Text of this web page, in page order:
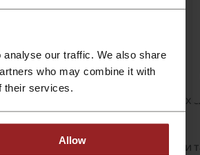
our traffic. We also share
who may combine it with
their services.
Allow
включаючи:
здоров'я серця, кісток та інших
серцево-судинної системи